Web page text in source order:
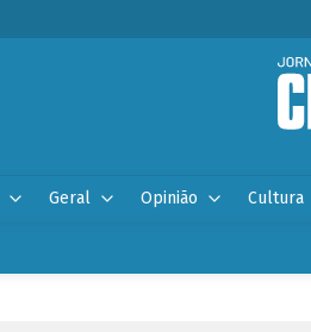
Geral Opinião Cultura